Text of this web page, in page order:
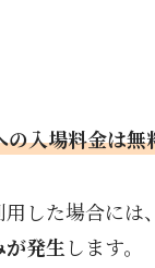
の入場料金は無
した場合には、
が発生します。